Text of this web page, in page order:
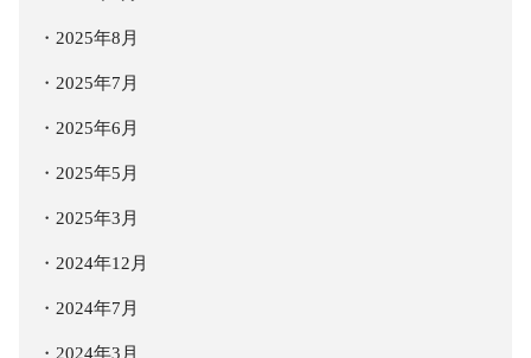
2025年8月
2025年7月
2025年6月
2025年5月
2025年3月
2024年12月
2024年7月
2024年3月